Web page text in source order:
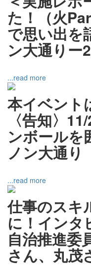
た！（火
で思い出を
ン大通り
...read more
本イベント
〈告知〉
ンボールを
ノン大通り
...read more
仕事のスキ
に！インタ
自治推進
さん、丸